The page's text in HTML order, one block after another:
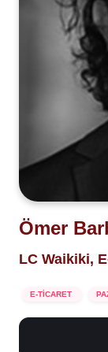
Ömer
LC Waikiki,
E-TİCARET